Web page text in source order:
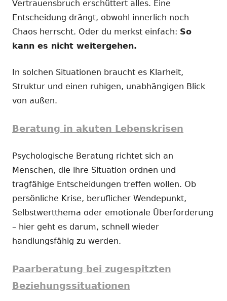
Vertrauensbruch erschüttert alles. Eine
Entscheidung drängt, obwohl innerlich noch
Chaos herrscht. Oder du merkst einfach: So
kann es nicht weitergehen.
In solchen Situationen braucht es Klarheit,
Struktur und einen ruhigen, unabhängigen Blick
von außen.
Beratung in akuten Lebenskrisen
Psychologische Beratung richtet sich an
Menschen, die ihre Situation ordnen und
tragfähige Entscheidungen treffen wollen. Ob
persönliche Krise, beruflicher Wendepunkt,
Selbstwertthema oder emotionale Überforderung
– hier geht es darum, schnell wieder
handlungsfähig zu werden.
Paarberatung bei zugespitzten
Beziehungssituationen